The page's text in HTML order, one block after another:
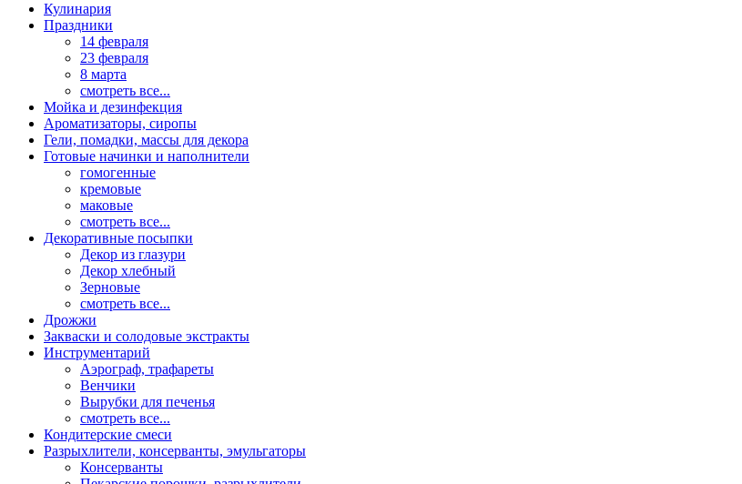
Кулинария
Праздники
14 февраля
23 февраля
8 марта
смотреть все...
Мойка и дезинфекция
Ароматизаторы, сиропы
Гели, помадки, массы для декора
Готовые начинки и наполнители
гомогенные
кремовые
маковые
смотреть все...
Декоративные посыпки
Декор из глазури
Декор хлебный
Зерновые
смотреть все...
Дрожжи
Закваски и солодовые экстракты
Инструментарий
Аэрограф, трафареты
Венчики
Вырубки для печенья
смотреть все...
Кондитерские смеси
Разрыхлители, консерванты, эмульгаторы
Консерванты